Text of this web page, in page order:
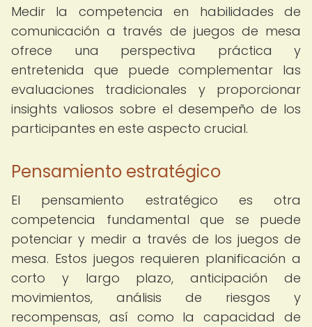
Medir la competencia en habilidades de
comunicación a través de juegos de mesa
ofrece una perspectiva práctica y
entretenida que puede complementar las
evaluaciones tradicionales y proporcionar
insights valiosos sobre el desempeño de los
participantes en este aspecto crucial.
Pensamiento estratégico
El pensamiento estratégico es otra
competencia fundamental que se puede
potenciar y medir a través de los juegos de
mesa. Estos juegos requieren planificación a
corto y largo plazo, anticipación de
movimientos, análisis de riesgos y
recompensas, así como la capacidad de